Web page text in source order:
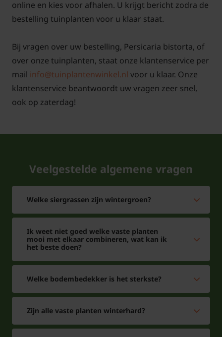
Na de bloei uitgebloeide bloemstengels wegknippen
Verwijder in het vroege voorjaar oude, verdroogde
bladeren en stengels, zodat nieuw blad alle ruimte
krijgt. Als Adderwortel zich te ver uitbreidt, kan een
deel van de pol met een schop weggestoken worden
en op een andere vochtige plek in de tuin weer
het vroege voorjaar.
online en kies voor afhalen. U krijgt bericht zodra de
bestelling tuinplanten voor u klaar staat.
Bij vragen over uw bestelling, Persicaria bistorta, of
over onze tuinplanten, staat onze klantenservice per
mail info@tuinplantenwinkel.nl voor u klaar. Onze
klantenservice beantwoordt uw vragen zeer snel,
ook op zaterdag!
Veelgestelde algemene vragen
Welke siergrassen zijn wintergroen?
Ik weet niet goed welke vaste planten
mooi met elkaar combineren, wat kan ik
het beste doen?
Welke bodembedekker is het sterkste?
Zijn alle vaste planten winterhard?